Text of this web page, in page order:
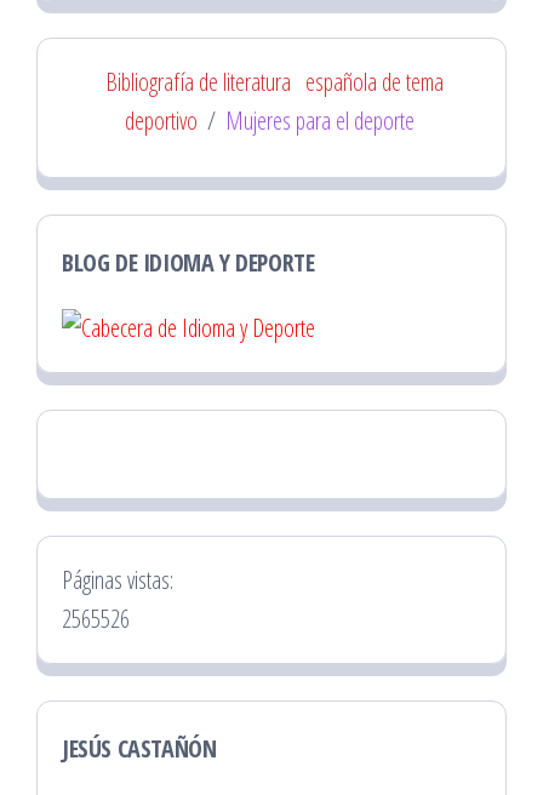
Bibliografía de literatura española de tema
deportivo / Mujeres para el deporte
BLOG DE IDIOMA Y DEPORTE
Páginas vistas:
2565526
JESÚS CASTAÑÓN